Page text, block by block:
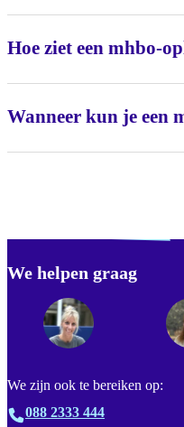
Hoe ziet een mhbo-
Wanneer kun je een
We helpen graag
We zijn ook te bereiken op:
088 2333 444
Footer